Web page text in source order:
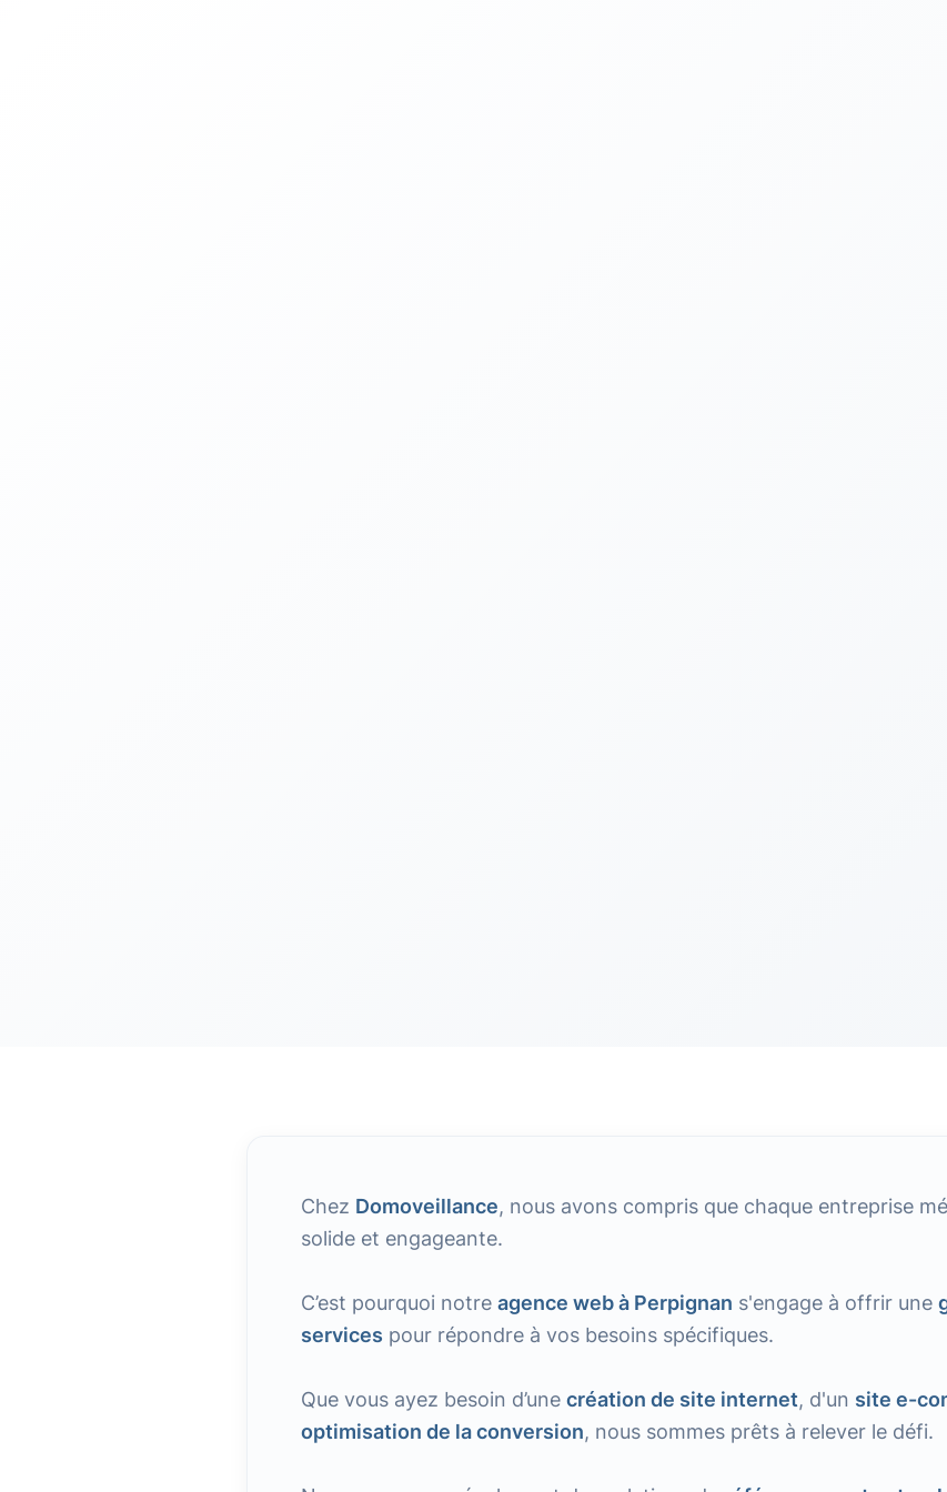
Chez Domoveillance, nous avons compris que chaque entreprise
solide et engageante.
C’est pourquoi notre agence web à Perpignan s'engage à offrir une
services pour répondre à vos besoins spécifiques.
Que vous ayez besoin d’une création de site internet, d'un site e-
optimisation de la conversion, nous sommes prêts à relever le défi.